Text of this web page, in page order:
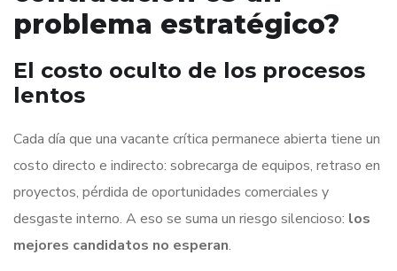
problema estratégico?
El costo oculto de los procesos
lentos
Cada día que una vacante crítica permanece abierta tiene un
costo directo e indirecto: sobrecarga de equipos, retraso en
proyectos, pérdida de oportunidades comerciales y
desgaste interno. A eso se suma un riesgo silencioso: los
mejores candidatos no esperan.